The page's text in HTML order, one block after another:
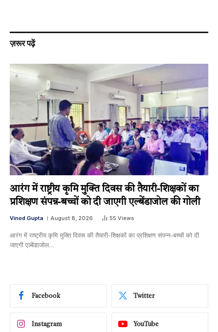
ज़रूर पढ़ें
आरंग में राष्ट्रीय कृमि मुक्ति दिवस की तैयारी-शिक्षकों का
प्रशिक्षण संपन्न-बच्चों को दी जाएगी एल्बेंडाजोल की गोली
Vinod Gupta August 8, 2026 55 Views
आरंग में राष्ट्रीय कृमि मुक्ति दिवस की तैयारी-शिक्षकों का प्रशिक्षण संपन्न-बच्चों को दी
जाएगी एल्बेंडाजोल…
Facebook Twitter
Instagram YouTube